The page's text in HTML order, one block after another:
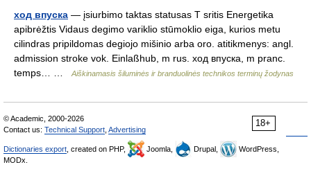
ход впуска — įsiurbimo taktas statusas T sritis Energetika
apibrėžtis Vidaus degimo variklio stūmoklio eiga, kurios metu
cilindras pripildomas degiojo mišinio arba oro. atitikmenys: angl.
admission stroke vok. Einlaßhub, m rus. ход впуска, m pranc.
temps… …
Aiškinamasis šiluminės ir branduolinės technikos terminų žodynas
18+
© Academic, 2000-2026
Contact us: Technical Support Advertising
Dictionaries export , created on PHP, Joomla, Drupal,
WordPress,
MODx.